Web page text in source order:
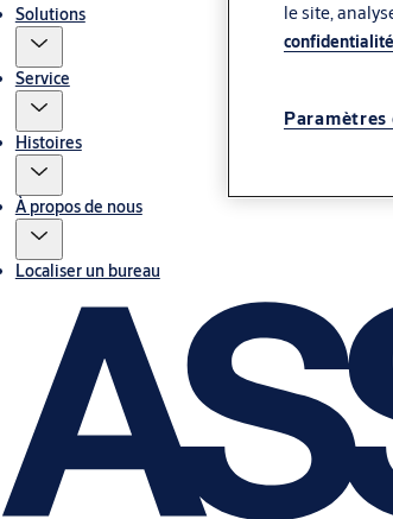
Solutions
Service
Histoires
À propos de nous
Localiser un bureau
le site,
confidentialité
Paramètres